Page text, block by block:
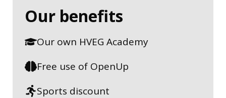
Our benefits
Our own HVEG Academy
Free use of OpenUp
Sports discount